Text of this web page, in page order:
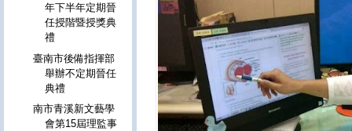
年下半年定期晉
任授階暨授獎典
禮
臺南市後備指揮部
舉辦不定期晉任
典禮
南市青溪新文藝學
會第15屆理監事